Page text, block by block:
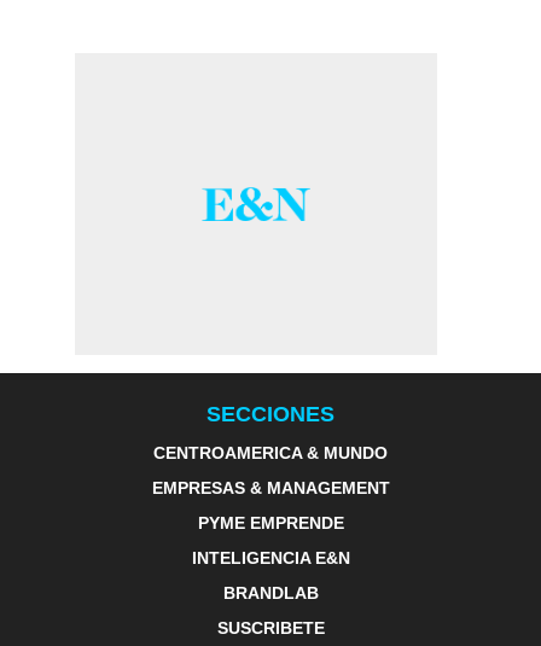
SECCIONES
CENTROAMERICA & MUNDO
EMPRESAS & MANAGEMENT
PYME EMPRENDE
INTELIGENCIA E&N
BRANDLAB
SUSCRIBETE